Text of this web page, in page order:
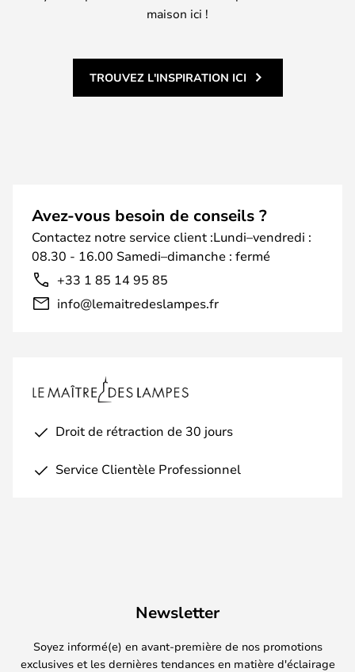
maison ici !
TROUVEZ L'INSPIRATION ICI
Avez-vous besoin de conseils ?
Contactez notre service client :Lundi–vendredi :
08.30 - 16.00 Samedi–dimanche : fermé
+33 1 85 14 95 85
info@lemaitredeslampes.fr
Droit de rétraction de 30 jours
Service Clientèle Professionnel
Newsletter
Soyez informé(e) en avant-première de nos promotions
exclusives et les dernières tendances en matière d'éclairage